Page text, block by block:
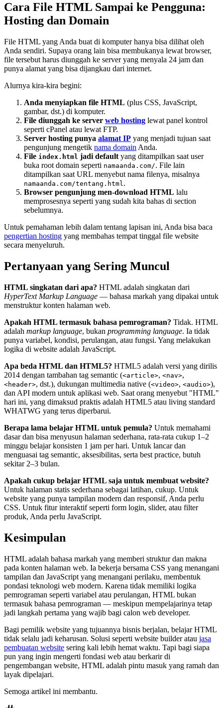
Cara File HTML Sampai ke Pengguna:
Hosting dan Domain
File HTML yang Anda buat di komputer hanya bisa dilihat oleh
Anda sendiri. Supaya orang lain bisa membukanya lewat browser,
file tersebut harus diunggah ke server yang menyala 24 jam dan
punya alamat yang bisa dijangkau dari internet.
Alurnya kira-kira begini:
Anda menyiapkan file HTML (plus CSS, JavaScript,
gambar, dst.) di komputer.
File diunggah ke server web hosting lewat panel kontrol
seperti cPanel atau lewat FTP.
Server hosting punya alamat IP yang menjadi tujuan saat
pengunjung mengetik nama domain Anda.
File index.html jadi default yang ditampilkan saat user
buka root domain seperti namaanda.com/. File lain
ditampilkan saat URL menyebut nama filenya, misalnya
namaanda.com/tentang.html.
Browser pengunjung men-download HTML lalu
memprosesnya seperti yang sudah kita bahas di section
sebelumnya.
Untuk pemahaman lebih dalam tentang lapisan ini, Anda bisa baca
pengertian hosting yang membahas tempat tinggal file website
secara menyeluruh.
Pertanyaan yang Sering Muncul
HTML singkatan dari apa? HTML adalah singkatan dari
HyperText Markup Language — bahasa markah yang dipakai untuk
menstruktur konten halaman web.
Apakah HTML termasuk bahasa pemrograman? Tidak. HTML
adalah markup language, bukan programming language. Ia tidak
punya variabel, kondisi, perulangan, atau fungsi. Yang melakukan
logika di website adalah JavaScript.
Apa beda HTML dan HTML5? HTML5 adalah versi yang dirilis
2014 dengan tambahan tag semantic (<article>, <nav>,
<header>, dst.), dukungan multimedia native (<video>, <audio>),
dan API modern untuk aplikasi web. Saat orang menyebut "HTML"
hari ini, yang dimaksud praktis adalah HTML5 atau living standard
WHATWG yang terus diperbarui.
Berapa lama belajar HTML untuk pemula? Untuk memahami
dasar dan bisa menyusun halaman sederhana, rata-rata cukup 1–2
minggu belajar konsisten 1 jam per hari. Untuk lancar dan
menguasai tag semantic, aksesibilitas, serta best practice, butuh
sekitar 2–3 bulan.
Apakah cukup belajar HTML saja untuk membuat website?
Untuk halaman statis sederhana sebagai latihan, cukup. Untuk
website yang punya tampilan modern dan responsif, Anda perlu
CSS. Untuk fitur interaktif seperti form login, slider, atau filter
produk, Anda perlu JavaScript.
Kesimpulan
HTML adalah bahasa markah yang memberi struktur dan makna
pada konten halaman web. Ia bekerja bersama CSS yang menangani
tampilan dan JavaScript yang menangani perilaku, membentuk
pondasi teknologi web modern. Karena tidak memiliki logika
pemrograman seperti variabel atau perulangan, HTML bukan
termasuk bahasa pemrograman — meskipun mempelajarinya tetap
jadi langkah pertama yang wajib bagi calon web developer.
Bagi pemilik website yang tujuannya bisnis berjalan, belajar HTML
tidak selalu jadi keharusan. Solusi seperti website builder atau jasa
pembuatan website sering kali lebih hemat waktu. Tapi bagi siapa
pun yang ingin mengerti fondasi web atau berkarir di
pengembangan website, HTML adalah pintu masuk yang ramah dan
layak dipelajari.
Semoga artikel ini membantu.